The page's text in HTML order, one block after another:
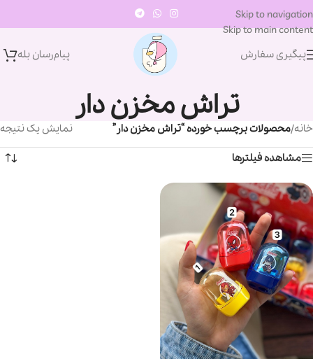
Skip to navigation
Skip to main content
پیگیری سفارش
پیام‌رسان‌ بله
تراش مخزن دار
خانه/محصولات برچسب خورده “تراش مخزن دار” نمایش یک نتیجه
مشاهده فیلترها